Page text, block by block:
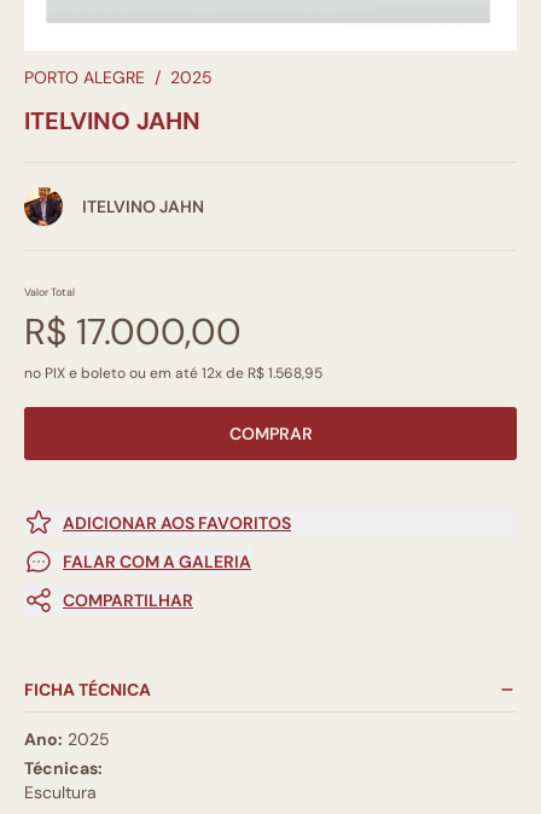
PORTO ALEGRE / 2025
ITELVINO JAHN
ITELVINO JAHN
Valor Total
R$ 17.000,00
no PIX e boleto ou em até 12x de R$ 1.568,95
COMPRAR
ADICIONAR AOS FAVORITOS
FALAR COM A GALERIA
COMPARTILHAR
FICHA TÉCNICA
Ano: 2025
Técnicas:
Escultura